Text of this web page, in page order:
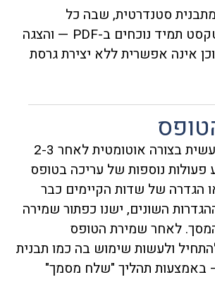
מתבנית סטנדרטית, שבה כל
הסעיפים וכל הטקסט תמיד נוכחים ב-PDF — והצגה
אינה אפשרית ללא יצירת גרסת
שמירת הטופס נעשית בצורה אוטומטית לאחר 2-3
פעולות נוספות של עריכה בטופס
הגדרה של שדות הקיימים כבר
השונים, ישנו כפתור שמירה
לאחר שמירת הטופס
ולעשות שימוש בה כמו תבנית
באמצעות תהליך "שלח מסמך"